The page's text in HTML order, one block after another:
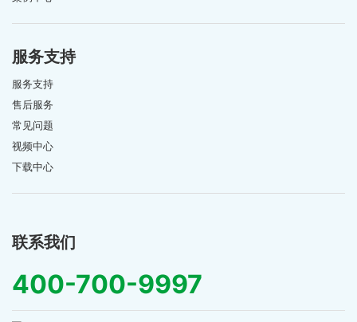
服务支持
服务支持
售后服务
常见问题
视频中心
下载中心
联系我们
400-700-9997